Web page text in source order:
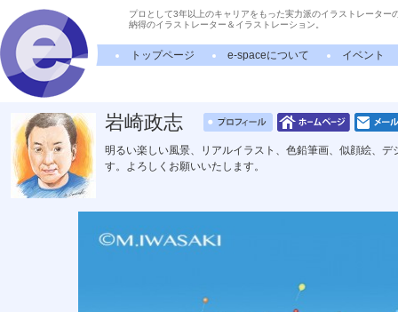
プロとして3年以上のキャリアをもった実力派のイラストレーター
納得のイラストレーター＆イラストレーション。
トップページ e-spaceについて イベント
岩崎政志
明るい楽しい風景、リアルイラスト、色鉛筆画、似顔絵、
す。よろしくお願いいたします。